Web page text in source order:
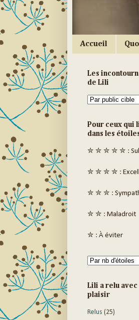
Accueil
Les
de Lili
Pour ceux qui
dans les
✮ ✮ ✮ ✮ ✮ :
✮ ✮ ✮ ✮ :
✮ ✮ ✮ :
✮ ✮ : Maladroit
✮ : À éviter
Lili a relu avec
plaisir
Relus (25)